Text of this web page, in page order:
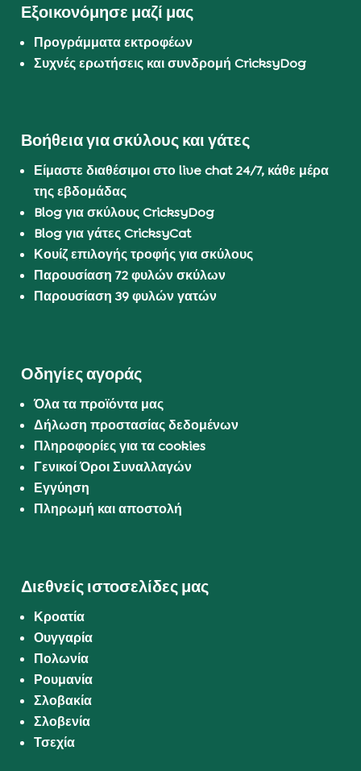
Εξοικονόμησε μαζί μας
Προγράμματα εκτροφέων
Συχνές ερωτήσεις και συνδρομή CricksyDog
Βοήθεια για σκύλους και γάτες
Είμαστε διαθέσιμοι στο live chat 24/7, κάθε μέρα
της εβδομάδας
Blog για σκύλους CricksyDog
Blog για γάτες CricksyCat
Κουίζ επιλογής τροφής για σκύλους
Παρουσίαση 72 φυλών σκύλων
Παρουσίαση 39 φυλών γατών
Οδηγίες αγοράς
Όλα τα προϊόντα μας
Δήλωση προστασίας δεδομένων
Πληροφορίες για τα cookies
Γενικοί Όροι Συναλλαγών
Εγγύηση
Πληρωμή και αποστολή
Διεθνείς ιστοσελίδες μας
Κροατία
Ουγγαρία
Πολωνία
Ρουμανία
Σλοβακία
Σλοβενία
Τσεχία